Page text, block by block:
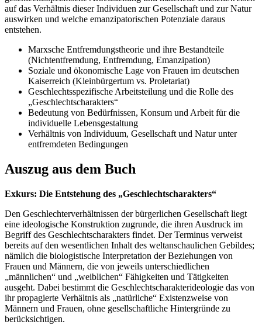
auf das Verhältnis dieser Individuen zur Gesellschaft und zur Natur
auswirken und welche emanzipatorischen Potenziale daraus
entstehen.
Marxsche Entfremdungstheorie und ihre Bestandteile
(Nichtentfremdung, Entfremdung, Emanzipation)
Soziale und ökonomische Lage von Frauen im deutschen
Kaiserreich (Kleinbürgertum vs. Proletariat)
Geschlechtsspezifische Arbeitsteilung und die Rolle des
„Geschlechtscharakters“
Bedeutung von Bedürfnissen, Konsum und Arbeit für die
individuelle Lebensgestaltung
Verhältnis von Individuum, Gesellschaft und Natur unter
entfremdeten Bedingungen
Auszug aus dem Buch
Exkurs: Die Entstehung des „Geschlechtscharakters“
Den Geschlechterverhältnissen der bürgerlichen Gesellschaft liegt
eine ideologische Konstruktion zugrunde, die ihren Ausdruck im
Begriff des Geschlechtscharakters findet. Der Terminus verweist
bereits auf den wesentlichen Inhalt des weltanschaulichen Gebildes;
nämlich die biologistische Interpretation der Beziehungen von
Frauen und Männern, die von jeweils unterschiedlichen
„männlichen“ und „weiblichen“ Fähigkeiten und Tätigkeiten
ausgeht. Dabei bestimmt die Geschlechtscharakterideologie das von
ihr propagierte Verhältnis als „natürliche“ Existenzweise von
Männern und Frauen, ohne gesellschaftliche Hintergründe zu
berücksichtigen.